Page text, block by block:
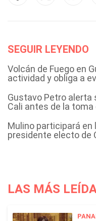
SEGUIR LEYENDO
Volcán de Fuego en
actividad y obliga a
Gustavo Petro alerta
Cali antes de la
Mulino participará en
presidente electo de
LAS MÁS